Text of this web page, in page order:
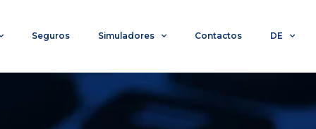
Seguros Simuladores Contactos DE